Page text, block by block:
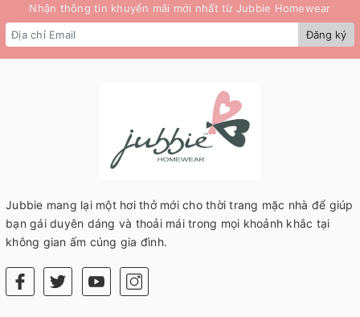
Nhận thông tin khuyến mãi mới nhất từ Jubbie Homewear
Đăng ký
Jubbie mang lại một hơi thở mới cho thời trang mặc nhà để giúp
bạn gái duyên dáng và thoải mái trong mọi khoảnh khắc tại
không gian ấm cúng gia đình.